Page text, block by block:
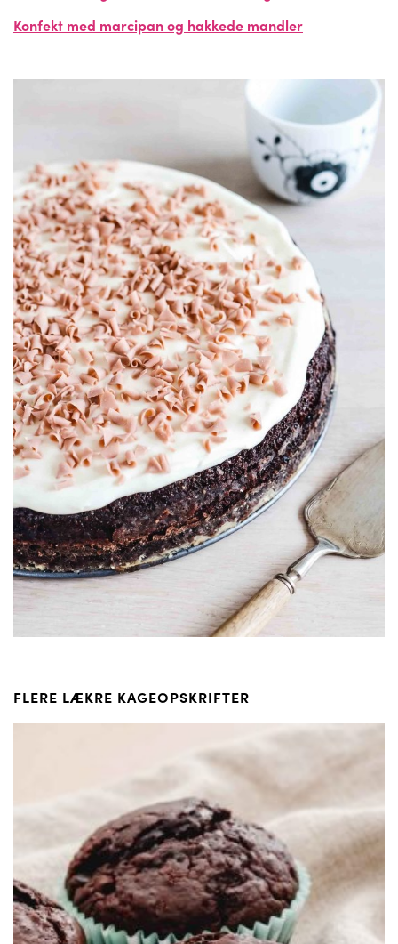
Konfekt med marcipan og hakkede mandler
FLERE LÆKRE KAGEOPSKRIFTER